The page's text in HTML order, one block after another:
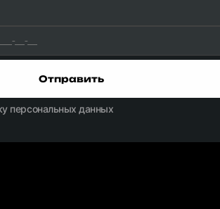
Отправить
персональных данных